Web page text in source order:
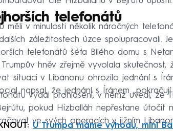
telefonátů
měli v minulosti několik náročných
záležitostech úzce spolupracovali.
telefonátů šéfa Bílého domu s
hněv zřejmě vyvolala skutečnost,
situaci v Libanonu ohrozilo jednání s
napsal, že jednání s Íránem „pokračují
vydal prohlášení, v němž uvedl, že
pokud Hizballáh nepřestane útočit
ve svých operacích v jižním
U Trumpa máme výhodu, míní